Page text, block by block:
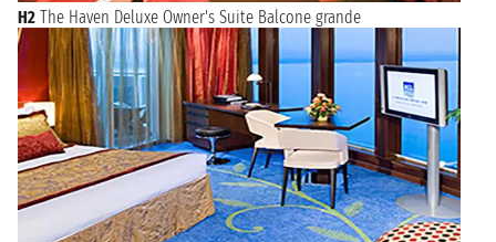
H2 The Haven Deluxe Owner's Suite Balcone grande